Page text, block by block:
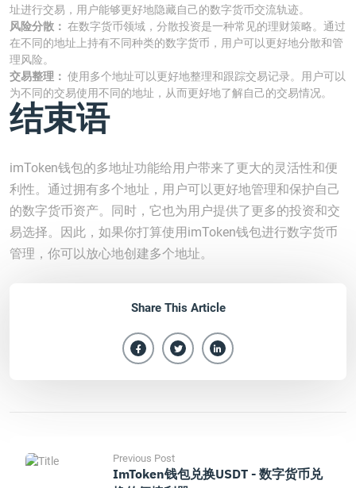
址进行交易，用户能够更好地隐藏自己的数字货币交流轨迹。
风险分散： 在数字货币领域，分散投资是一种常见的理财策略。通过
在不同的地址上持有不同种类的数字货币，用户可以更好地分散和管
理风险。
交易整理： 使用多个地址可以更好地整理和跟踪交易记录。用户可以
为不同的交易使用不同的地址，从而更好地了解自己的交易情况。
结束语
imToken钱包的多地址功能给用户带来了更大的灵活性和便
利性。通过拥有多个地址，用户可以更好地管理和保护自己
的数字货币资产。同时，它也为用户提供了更多的投资和交
易选择。因此，如果你打算使用imToken钱包进行数字货币
管理，你可以放心地创建多个地址。
Share This Article
Previous Post
ImToken钱包兑换USDT - 数字货币兑